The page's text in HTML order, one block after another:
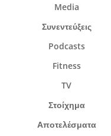
Media
Συνεντεύξεις
Podcasts
Fitness
TV
Στοίχημα
Αποτελέσματα